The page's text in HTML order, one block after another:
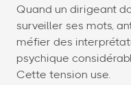
Quand un dirigeant
surveiller ses mots,
méfier des
psychique
Cette tension use.